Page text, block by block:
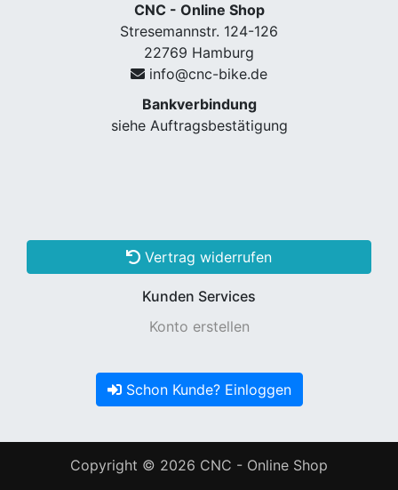
CNC - Online Shop
Stresemannstr. 124-126
22769 Hamburg
info@cnc-bike.de
Bankverbindung
siehe Auftragsbestätigung
Vertrag widerrufen
Kunden Services
Konto erstellen
Schon Kunde? Einloggen
Copyright © 2026 CNC - Online Shop